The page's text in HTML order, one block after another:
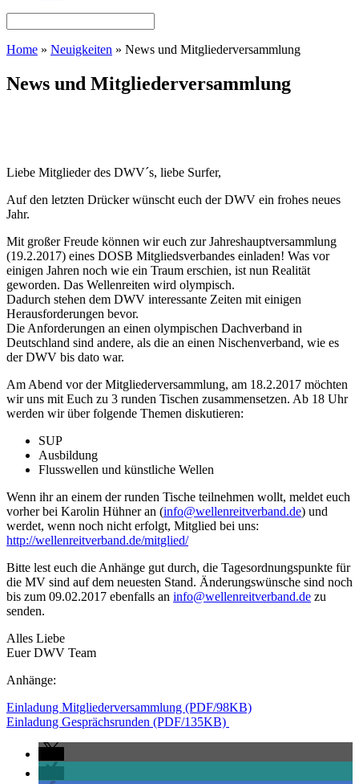
Home » Neuigkeiten » News und Mitgliederversammlung
News und Mitgliederversammlung
Liebe Mitglieder des DWV´s, liebe Surfer,
Auf den letzten Drücker wünscht euch der DWV ein frohes neues
Jahr.
Mit großer Freude können wir euch zur Jahreshauptversammlung
(19.2.2017) eines DOSB Mitgliedsverbandes einladen! Was vor
einigen Jahren noch wie ein Traum erschien, ist nun Realität
geworden. Das Wellenreiten wird olympisch.
Dadurch stehen dem DWV interessante Zeiten mit einigen
Herausforderungen bevor.
Die Anforderungen an einen olympischen Dachverband in
Deutschland sind andere, als die an einen Nischenverband, wie es
der DWV bis dato war.
Am Abend vor der Mitgliederversammlung, am 18.2.2017 möchten
wir uns mit Euch zu 3 runden Tischen zusammensetzen. Ab 18 Uhr
werden wir über folgende Themen diskutieren:
SUP
Ausbildung
Flusswellen und künstliche Wellen
Wenn ihr an einem der runden Tische teilnehmen wollt, meldet euch
vorher bei Karolin Hühner an (info@wellenreitverband.de) und
werdet, wenn noch nicht erfolgt, Mitglied bei uns:
http://wellenreitverband.de/mitglied/
Bitte lest euch die Anhänge gut durch, die Tagesordnungspunkte für
die MV sind auf dem neuesten Stand. Änderungswünsche sind noch
bis zum 09.02.2017 ebenfalls an info@wellenreitverband.de zu
senden.
Alles Liebe
Euer DWV Team
Anhänge:
Einladung Mitgliederversammlung (PDF/98KB)
Einladung Gesprächsrunden (PDF/135KB)